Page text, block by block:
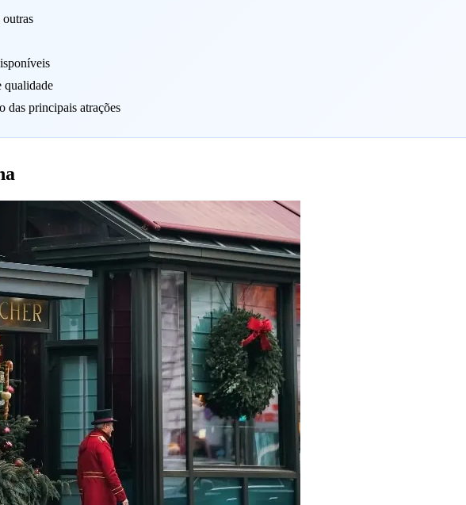
outras
qualidade
das principais atrações